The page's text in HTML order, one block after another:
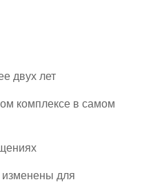
двух лет
комплексе в самом
для